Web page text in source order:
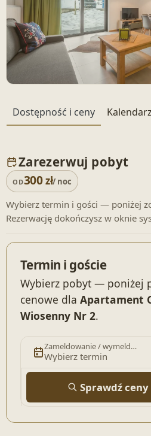
Dostępność i ceny
Zarezerwuj pobyt
OD300zł/ noc
Wybierz termin i gości — poniżej
Rezerwację dokończysz w oknie
Termin i goście
Wybierz pobyt — poniżej
cenowe dla Apartament
Wiosenny Nr 2.
Zameldowanie / wymeldowanie
Wybierz termin
Sprawdź ceny